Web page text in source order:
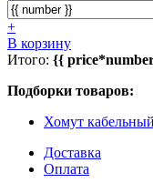
+
В корзину
Итого: {{
Подборки товаров:
Хомут
Доставка
Оплата